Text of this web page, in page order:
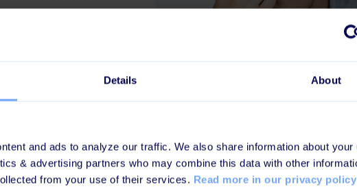
Details About
and ads to analyze our traffic. We also share information about your
& advertising partners who may combine this data with other
from your use of their services. Read more in our privacy
genopfriskning og en